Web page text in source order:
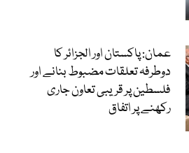
عمان: پاکستان اور الجزائر کا
دوطرفہ تعلقات مضبوط بنانے اور
فلسطین پر قریبی تعاون جاری
رکھنے پر اتفاق